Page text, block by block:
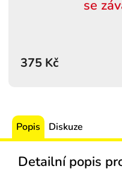
se
375 Kč
Popis Diskuze
Detailní popis